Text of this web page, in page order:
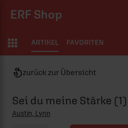
ERF Shop
ARTIKEL FAVORITEN
zurück zur Übersicht
Sei du meine Stärke (1)
Austin, Lynn